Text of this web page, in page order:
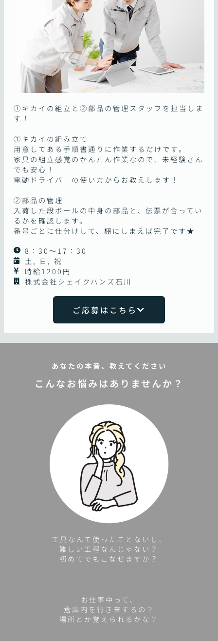
①キカイの組立と②部品の管理スタッフを担当しま
す！
①キカイの組み立て
用意してある手順書通りに作業するだけです。
家具の組立感覚のかんたん作業なので、未経験さん
でも安心！
電動ドライバーの使い方からお教えします！
②部品の管理
入荷した段ボールの中身の部品と、伝票が合ってい
るかを確認します。
番号ごとに仕分けして、棚にしまえば完了です★
8：30～17：30
土, 日, 祝
時給1200円
株式会社シェイクハンズ石川
ご応募はこちら
あなたの本音、教えてください
こんなお悩みはありませんか？
工具なんて使ったことないし、
難しい工程なんじゃない？
初めてでもこなせますか？
お仕事中って、
倉庫内を行き来するの？
場所とか覚えられるかな？